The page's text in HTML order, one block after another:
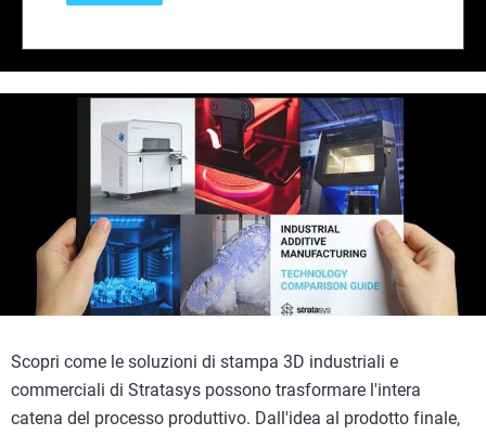
Scopri come le soluzioni di stampa 3D industriali e
commerciali di Stratasys possono trasformare l'intera
catena del processo produttivo. Dall'idea al prodotto finale,